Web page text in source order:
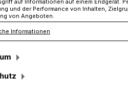
Bürger-Schützen-
vom 19. bis 21. August
– diesmal unter der
des Landes.
auf Informationen auf einem Endgerät.
und der Performance von Inhalten,
von Angeboten.
Informationen